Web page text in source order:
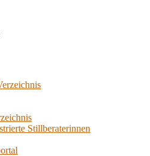
Stillberaterinnen